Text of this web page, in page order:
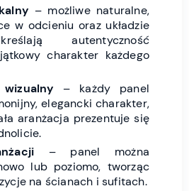
– możliwe naturalne,
w odcieniu oraz układzie
autentyczność
charakter każdego
– każdy panel
elegancki charakter,
aranżacja prezentuje się
– panel można
lub poziomo, tworząc
na ścianach i sufitach.